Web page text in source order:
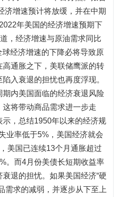
济增速预计将放缓，并在中期
年美国的经济增速预期下
，经济增速与原油需求同比
经济增速的下降必将导致原
高通胀之下，美联储鹰派的转
入衰退的担忧也再度浮现。
期内美国面临的经济衰退风险
将带动商品需求进一步走
，总结1950年以来的经济规
业率低于5%，美国经济就会
美国已连续13个月通胀超过
。而4月份美债长短期收益率
衰退的担忧。如果美国经济“硬
需求的减弱，并逐步从下至上